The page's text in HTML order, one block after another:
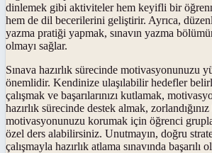
dinlemek gibi aktiviteler hem keyifli bir
hem de dil becerilerini geliştirir. Ayrıca,
yazma pratiği yapmak, sınavın yazma
olmayı sağlar.
Sınava hazırlık sürecinde motivasyonunuzu
önemlidir. Kendinize ulaşılabilir hedefler
çalışmak ve başarılarınızı kutlamak,
hazırlık sürecinde destek almak,
motivasyonunuzu korumak için öğrenci
özel ders alabilirsiniz. Unutmayın, doğru
çalışmayla hazırlık atlama sınavında başarılı